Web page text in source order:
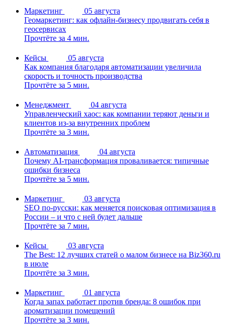
Маркетинг
05 августа
Геомаркетинг: как офлайн-бизнесу продвигать себя в
геосервисах
Прочтёте за 4 мин.
Кейсы
05 августа
Как компания благодаря автоматизации увеличила
скорость и точность производства
Прочтёте за 5 мин.
Менеджмент
04 августа
Управленческий хаос: как компании теряют деньги и
клиентов из-за внутренних проблем
Прочтёте за 3 мин.
Автоматизация
04 августа
Почему AI-трансформация проваливается: типичные
ошибки бизнеса
Прочтёте за 5 мин.
Маркетинг
03 августа
SEO по-русски: как меняется поисковая оптимизация в
России – и что с ней будет дальше
Прочтёте за 7 мин.
Кейсы
03 августа
The Best: 12 лучших статей о малом бизнесе на Biz360.ru
в июле
Прочтёте за 3 мин.
Маркетинг
01 августа
Когда запах работает против бренда: 8 ошибок при
ароматизации помещений
Прочтёте за 3 мин.